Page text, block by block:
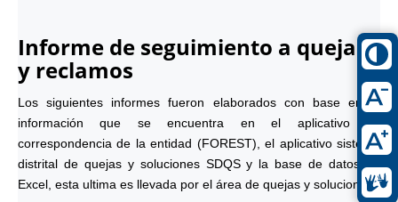
Informe de seguimiento a quejas
y reclamos
Los siguientes informes fueron elaborados con base en la
información que se encuentra en el aplicativo de
correspondencia de la entidad (FOREST), el aplicativo sistema
distrital de quejas y soluciones SDQS y la base de datos en
Excel, esta ultima es llevada por el área de quejas y soluciones.